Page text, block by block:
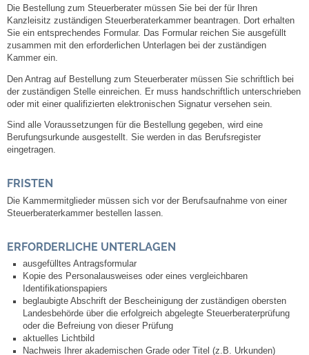
Rund um den Wein
Schlepper / Traktor
Rathaus
Aktuelles
Mitarbeiter
Ortsrecht
Schadensmeldungen
Bürgerservice
Die Bestellung zum Steuerberater müssen Sie bei der für Ihren
Kanzleisitz zuständigen Steuerberaterkammer beantragen. Dort erhalten
Sie ein entsprechendes Formular. Das Formular reichen Sie ausgefüllt
zusammen mit den erforderlichen Unterlagen bei der zuständigen
Kammer ein.
Den Antrag auf Bestellung zum Steuerberater müssen Sie schriftlich bei
der zuständigen Stelle einreichen. Er muss handschriftlich unterschrieben
oder mit einer qualifizierten elektronischen Signatur versehen sein.
Sind alle Voraussetzungen für die Bestellung gegeben, wird eine
Berufungsurkunde ausgestellt. Sie werden in das Berufsregister
eingetragen.
FRISTEN
Die Kammermitglieder müssen sich vor der Berufsaufnahme von einer
Steuerberaterkammer bestellen lassen.
ERFORDERLICHE UNTERLAGEN
ausgefülltes Antragsformular
Kopie des Personalausweises oder eines vergleichbaren
Identifikationspapiers
beglaubigte Abschrift der Bescheinigung der zuständigen obersten
Landesbehörde über die erfolgreich abgelegte Steuerberaterprüfung
oder die Befreiung von dieser Prüfung
aktuelles Lichtbild
Nachweis Ihrer akademischen Grade oder Titel (z.B. Urkunden)